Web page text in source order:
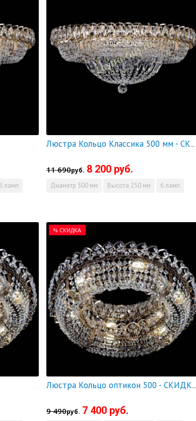
6 ламп
Люстра Кольцо Классика 500 мм - СКИДКА!!!
11 690руб. 8 200 руб.
Диаметр 500 мм Высота 250 мм 6 ламп
% СКИДКА
Люстра Кольцо оптикон 500 - СКИДКА!!!
9 490руб. 7 400 руб.